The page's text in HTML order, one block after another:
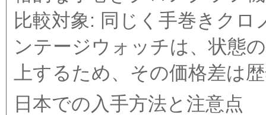
比較対象: 同じく手巻きク
ンテージウォッチは、状態
上するため、その価格差は
日本での入手方法と注意点